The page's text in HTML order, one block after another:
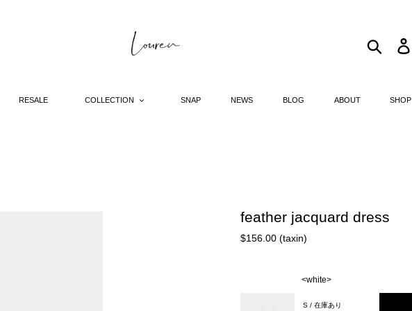
RESALE COLLECTION SNAP NEWS BLOG ABOUT SHOP
Search
feather jacquard dress
Regular
$156.00 (taxin)
<white>
S / 在庫あり